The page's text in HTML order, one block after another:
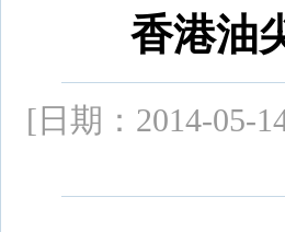
香港油
[日期：2014-05-